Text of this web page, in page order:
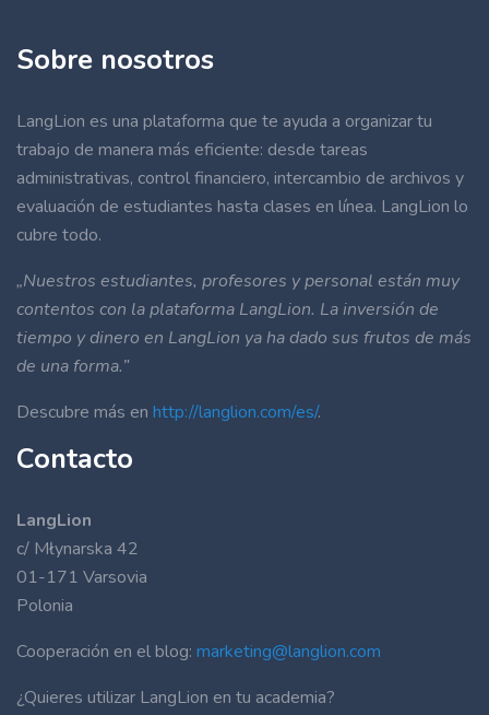
éxito"]
Sobre nosotros
LangLion es una plataforma que te ayuda a organizar tu
trabajo de manera más eficiente: desde tareas
administrativas, control financiero, intercambio de archivos y
evaluación de estudiantes hasta clases en línea. LangLion lo
cubre todo.
„Nuestros estudiantes, profesores y personal están muy
contentos con la plataforma LangLion. La inversión de
tiempo y dinero en LangLion ya ha dado sus frutos de más
de una forma.”
Descubre más en http://langlion.com/es/.
Contacto
LangLion
c/ Młynarska 42
01-171 Varsovia
Polonia
Cooperación en el blog: marketing@langlion.com
¿Quieres utilizar LangLion en tu academia?